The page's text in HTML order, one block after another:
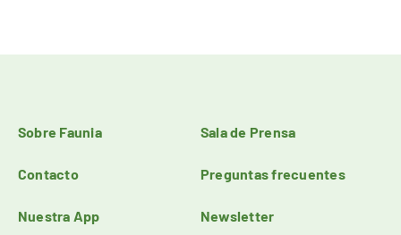
Sobre Faunia Sala de Prensa
Contacto Preguntas frecuentes
Nuestra App Newsletter